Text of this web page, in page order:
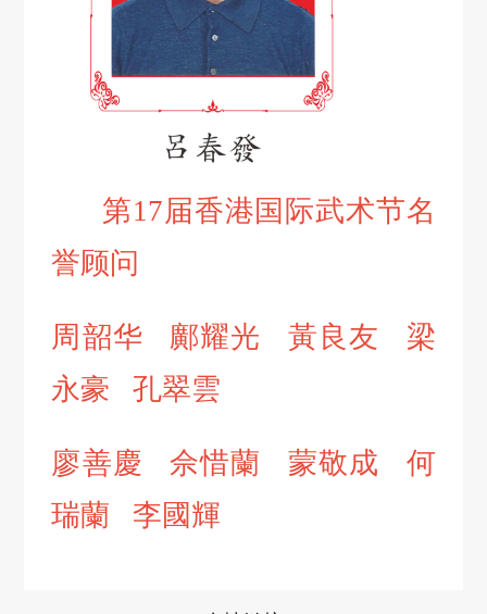
第17届香港国际武术节名
誉顾问
周韶华 鄺耀光 黃良友
梁
永豪
孔翠雲
廖善慶 佘惜蘭 蒙敬成
何
瑞蘭
李國輝